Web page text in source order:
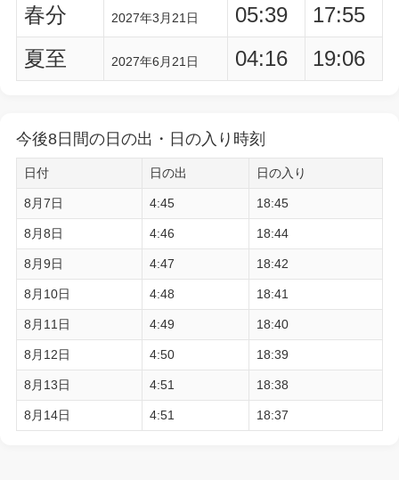
春分
2027年3月21日 05:39
17:55
夏至
2027年6月21日 04:16 19:06
今後8日間の日の出・日の入り時刻
日付 日の出 日の入り
8月7日 4:45 18:45
8月8日 4:46 18:44
8月9日 4:47 18:42
8月10日 4:48 18:41
8月11日 4:49 18:40
8月12日 4:50 18:39
8月13日 4:51 18:38
8月14日 4:51 18:37